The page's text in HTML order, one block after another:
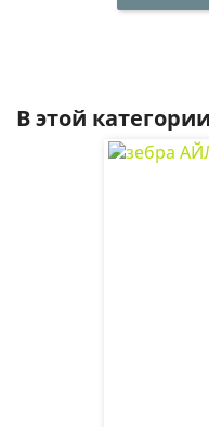
В этой